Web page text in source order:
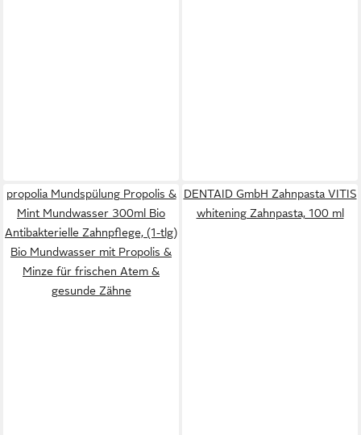
propolia Mundspülung Propolis &
Mint Mundwasser 300ml Bio
Antibakterielle Zahnpflege, (1-tlg)
Bio Mundwasser mit Propolis &
Minze für frischen Atem &
gesunde Zähne
DENTAID GmbH Zahnpasta VITIS
whitening Zahnpasta, 100 ml